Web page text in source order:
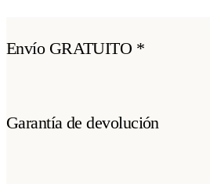
Envío GRATUITO *
Garantía de devolución